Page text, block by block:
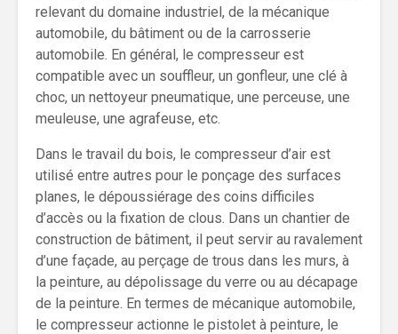
relevant du domaine industriel, de la mécanique
automobile, du bâtiment ou de la carrosserie
automobile. En général, le compresseur est
compatible avec un souffleur, un gonfleur, une clé à
choc, un nettoyeur pneumatique, une perceuse, une
meuleuse, une agrafeuse, etc.
Dans le travail du bois, le compresseur d’air est
utilisé entre autres pour le ponçage des surfaces
planes, le dépoussiérage des coins difficiles
d’accès ou la fixation de clous. Dans un chantier de
construction de bâtiment, il peut servir au ravalement
d’une façade, au perçage de trous dans les murs, à
la peinture, au dépolissage du verre ou au décapage
de la peinture. En termes de mécanique automobile,
le compresseur actionne le pistolet à peinture, le